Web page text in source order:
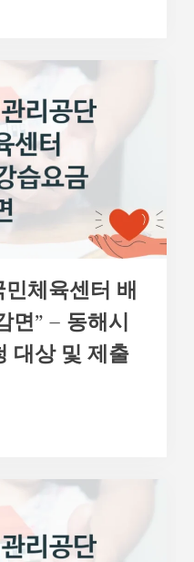
체육센터 배
면” – 동해시
대상 및 제출